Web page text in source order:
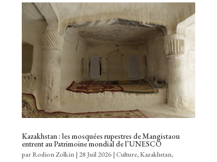
Kazakhstan : les mosquées rupestres de Mangistaou
entrent au Patrimoine mondial de l’UNESCO
parRodion Zolkin| 28 Juil 2026| Culture,Kazakhstan,